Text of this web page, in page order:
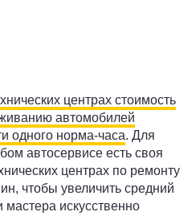
центрах стоимость
автомобилей
одного норма-часа. Для
автосервисе есть своя
центрах по ремонту
чтобы увеличить средний
мастера искусственно